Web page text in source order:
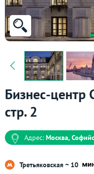
Бизнес-центр
стр. 2
Адрес: Москва,
Третьяковская ~ 10